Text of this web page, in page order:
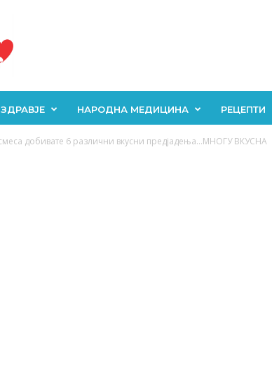
ЗДРАВЈЕ НАРОДНА МЕДИЦИНА РЕЦЕПТИ
добивате 6 различни вкусни предјадења…МНОГУ ВКУСНА